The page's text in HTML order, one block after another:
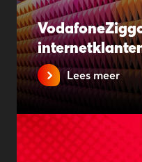
Lees meer